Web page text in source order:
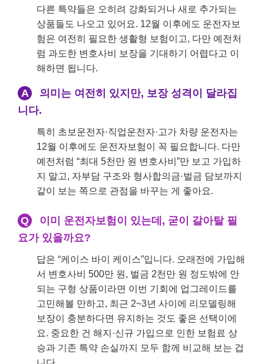
다른 특약들은 오히려 강화되거나 새로 추가되는
상품들도 나오고 있어요. 12월 이후에도 운전자보
험은 여전히 필요한 생활형 보험이고, 다만 예전처
럼 과도한 변호사비 보장을 기대하기 어렵다고 이
해하면 됩니다.
A
의미는 여전히 있지만, 보장 성격이 달라집
니다.
특히 초보운전자·직업운전자·고가 차량 운전자는
12월 이후에도 운전자보험이 꼭 필요합니다. 다만
예전처럼 “최대 5천만 원 변호사비”만 보고 가입하
지 말고, 자부담 구조와 형사합의금·벌금 담보까지
같이 보는 쪽으로 관점을 바꾸는 게 좋아요.
Q
이미 운전자보험이 있는데, 굳이 갈아탈 필
요가 있을까요?
답은 “케이스 바이 케이스”입니다. 오래전에 가입해
서 변호사비 500만 원, 벌금 2천만 원 정도밖에 안
되는 구형 상품이라면 이번 기회에 업그레이드를
고민해볼 만하고, 최근 2~3년 사이에 리모델링해
보장이 충분하다면 유지하는 것도 좋은 선택이에
요. 중요한 건 해지·신규 가입으로 인한 보험료 상
승과 기존 특약 손실까지 모두 함께 비교해 보는 겁